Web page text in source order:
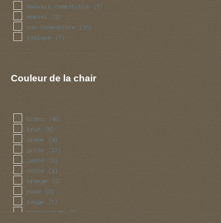
mauvais comestible (7)
mortel (2)
non comestible (16)
toxique (7)
Couleur de la chair
blanc (48)
brun (8)
creme (4)
grise (13)
jaune (8)
noire (2)
orange (2)
rose (3)
rouge (1)
translucide (1)